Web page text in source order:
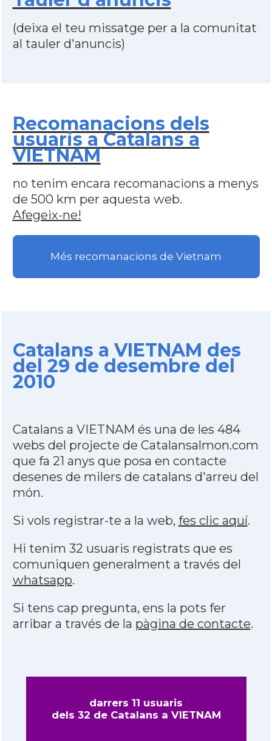
(deixa el teu missatge per a la comunitat
al tauler d'anuncis)
Recomanacions dels
usuaris a Catalans a
VIETNAM
no tenim encara recomanacions a menys
de 500 km per aquesta web.
Afegeix-ne!
Més recomanacions de Vietnam
Catalans a VIETNAM des
del 29 de desembre del
2010
Catalans a VIETNAM és una de les 484
webs del projecte de Catalansalmon.com
que fa 21 anys que posa en contacte
desenes de milers de catalans d'arreu del
món.
Si vols registrar-te a la web, fes clic aquí.
Hi tenim 32 usuaris registrats que es
comuniquen generalment a través del
whatsapp.
Si tens cap pregunta, ens la pots fer
arribar a través de la pàgina de contacte.
darrers 11 usuaris
dels 32 de Catalans a VIETNAM